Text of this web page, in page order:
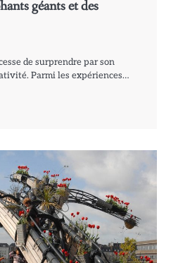
géants et des
de surprendre par son
Parmi les expériences…